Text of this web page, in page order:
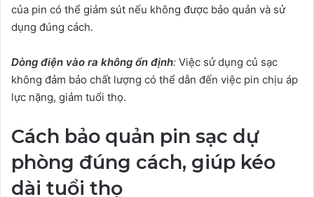
của pin có thể giảm sút nếu không được bảo quản và sử
dụng đúng cách.
Dòng điện vào ra không ổn định: Việc sử dụng củ sạc
không đảm bảo chất lượng có thể dẫn đến việc pin chịu áp
lực nặng, giảm tuổi thọ.
Cách bảo quản pin sạc dự
phòng đúng cách, giúp kéo
dài tuổi thọ